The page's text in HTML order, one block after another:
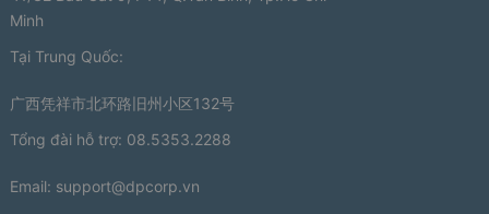
Minh
Tại Trung Quốc:
广西凭祥市北环路旧州小区132号
Tổng đài hỗ trợ: 08.5353.2288
Email: support@dpcorp.vn